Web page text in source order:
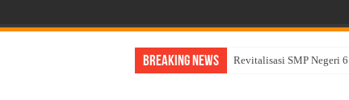
Breaking News Revitalisasi SMP Negeri